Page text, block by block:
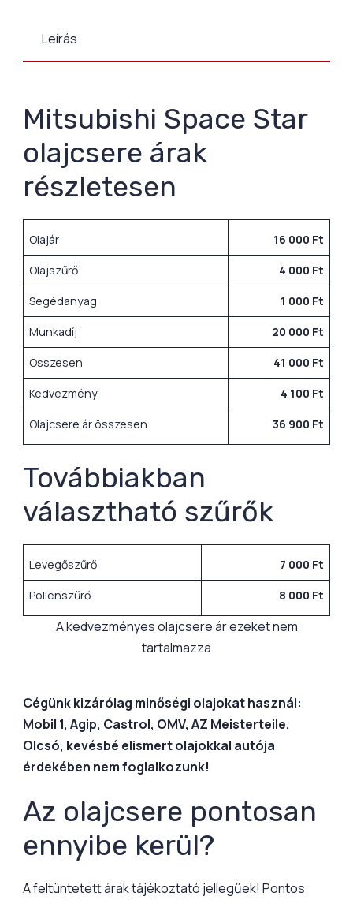
Leírás
Mitsubishi Space Star
olajcsere árak
részletesen
Olajár 16 000 Ft
Olajszűrő 4 000 Ft
Segédanyag 1 000 Ft
Munkadíj 20 000 Ft
Összesen 41 000 Ft
Kedvezmény 4 100 Ft
Olajcsere ár összesen 36 900 Ft
Továbbiakban
választható szűrők
Levegőszűrő 7 000 Ft
Pollenszűrő 8 000 Ft
A kedvezményes olajcsere ár ezeket nem
tartalmazza
Cégünk kizárólag minőségi olajokat használ:
Mobil 1, Agip, Castrol, OMV, AZ Meisterteile.
Olcsó, kevésbé elismert olajokkal autója
érdekében nem foglalkozunk!
Az olajcsere pontosan
ennyibe kerül?
A feltüntetett árak tájékoztató jellegűek! Pontos